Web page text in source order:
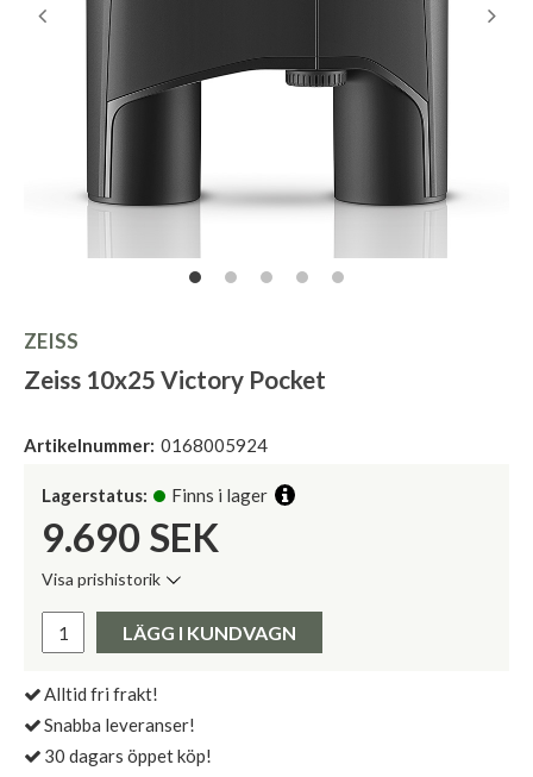
ZEISS
Zeiss 10x25 Victory Pocket
Artikelnummer: 0168005924
Lagerstatus: Finns i lager
9.690 SEK
Visa prishistorik
Pris:
LÄGG I KUNDVAGN
Alltid fri frakt!
Snabba leveranser!
30 dagars öppet köp!